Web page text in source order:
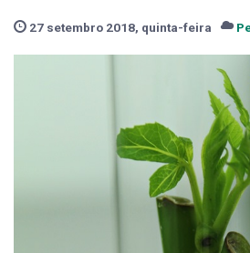
27 setembro 2018, quinta-feira